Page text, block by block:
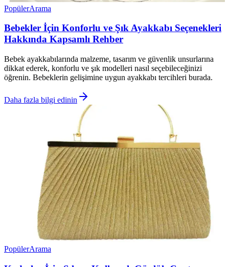
PopülerArama
Bebekler İçin Konforlu ve Şık Ayakkabı Seçenekleri
Hakkında Kapsamlı Rehber
Bebek ayakkabılarında malzeme, tasarım ve güvenlik unsurlarına
dikkat ederek, konforlu ve şık modelleri nasıl seçebileceğinizi
öğrenin. Bebeklerin gelişimine uygun ayakkabı tercihleri burada.
Daha fazla bilgi edinin
PopülerArama